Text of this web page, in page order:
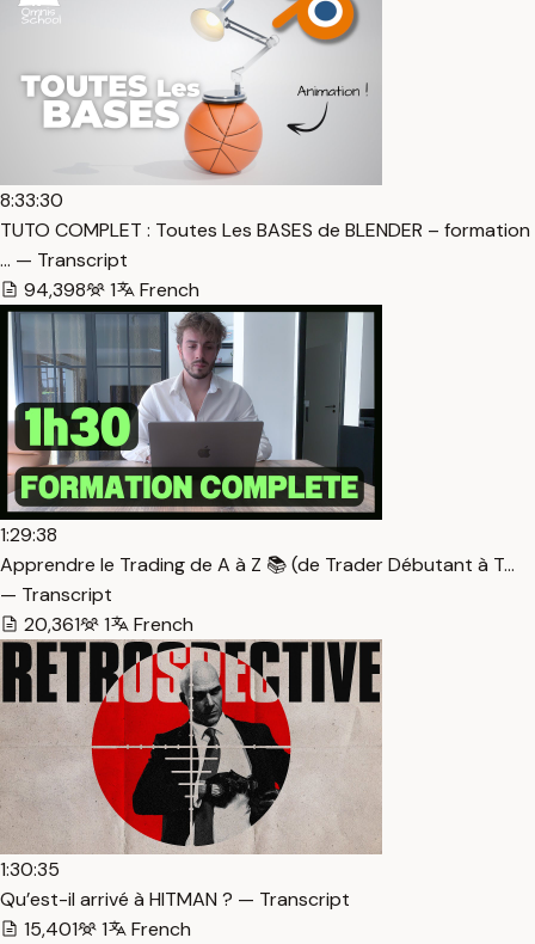
8:33:30
TUTO COMPLET : Toutes Les BASES de BLENDER – formation
… — Transcript
94,398
1 French
1:29:38
Apprendre le Trading de A à Z 📚 (de Trader Débutant à T…
— Transcript
20,361
1 French
1:30:35
Qu’est-il arrivé à HITMAN ? — Transcript
15,401
1 French